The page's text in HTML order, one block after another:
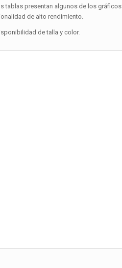
tablas presentan algunos de los gráficos
de alto rendimiento.
de talla y color.